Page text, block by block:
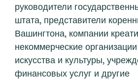
руководители
штата, представители
Вашингтона, компании
некоммерческие
искусства и культуры,
финансовых услуг и другие